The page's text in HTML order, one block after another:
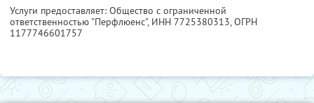
Услуги предоставляет: Общество с ограниченной
ответственностью "Перфлюенс", ИНН 7725380313, ОГРН
1177746601757